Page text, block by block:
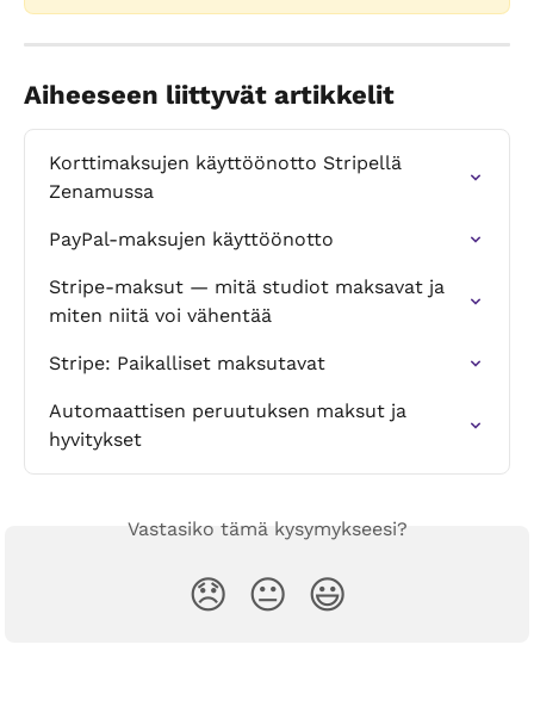
Aiheeseen liittyvät artikkelit
Korttimaksujen käyttöönotto Stripellä
Zenamussa
PayPal-maksujen käyttöönotto
Stripe-maksut — mitä studiot maksavat ja
miten niitä voi vähentää
Stripe: Paikalliset maksutavat
Automaattisen peruutuksen maksut ja
hyvitykset
Vastasiko tämä kysymykseesi?
😞 😐 😃